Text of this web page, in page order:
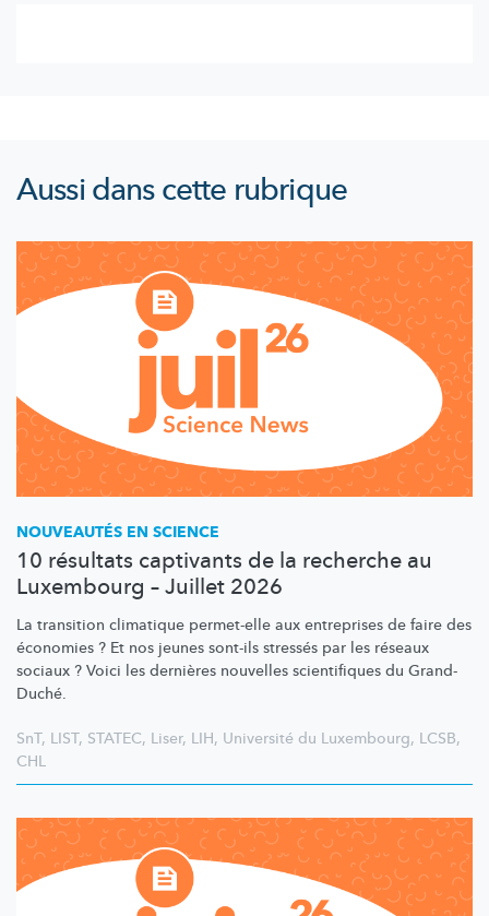
Aussi dans cette rubrique
NOUVEAUTÉS EN SCIENCE
10 résultats captivants de la recherche au
Luxembourg – Juillet 2026
La transition climatique permet-elle aux entreprises de faire des
économies ? Et nos jeunes sont-ils stressés par les réseaux
sociaux ? Voici les dernières nouvelles scientifiques du Grand-
Duché.
SnT, LIST, STATEC, Liser, LIH, Université du Luxembourg, LCSB,
CHL